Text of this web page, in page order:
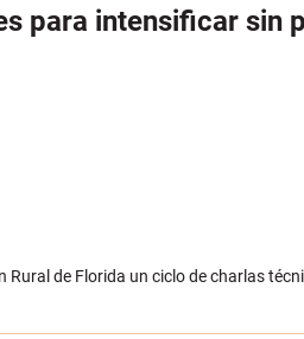
para intensificar sin
Rural de Florida un ciclo de charlas